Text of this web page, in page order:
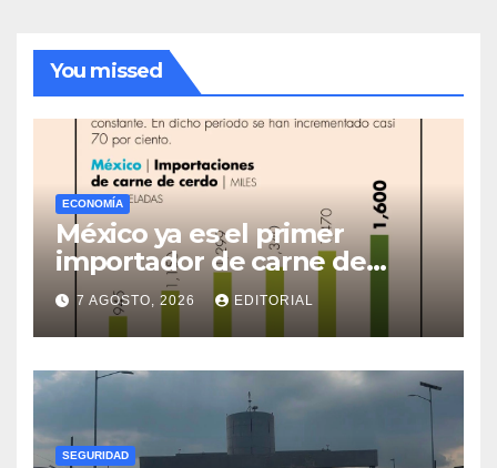
You missed
ECONOMÍA
México ya es el primer
importador de carne de
cerdo en el mundo
7 AGOSTO, 2026 EDITORIAL
SEGURIDAD